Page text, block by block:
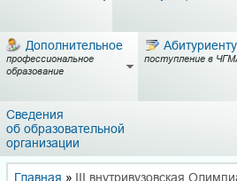
Дополнительное
профессиональное
образование
Абитуриенту
поступление в
Сведения
об образовательной
организации
Главная » III внутривузовская